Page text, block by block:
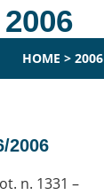
HOME > 2006
2006
n. 1331 –